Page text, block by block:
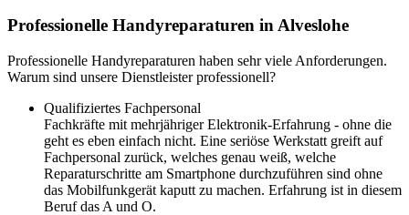
Professionelle Handyreparaturen in Alveslohe
Professionelle Handyreparaturen haben sehr viele Anforderungen.
Warum sind unsere Dienstleister professionell?
Qualifiziertes Fachpersonal
Fachkräfte mit mehrjähriger Elektronik-Erfahrung - ohne die
geht es eben einfach nicht. Eine seriöse Werkstatt greift auf
Fachpersonal zurück, welches genau weiß, welche
Reparaturschritte am Smartphone durchzuführen sind ohne
das Mobilfunkgerät kaputt zu machen. Erfahrung ist in diesem
Beruf das A und O.